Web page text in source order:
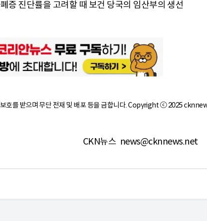
증 진단률을 고려할 때 보건 당국의 임산부의 생선
호를 받으며 무단 전재 및 배포 등을 금합니다. Copyright ⓒ 2025
CKN뉴스 news@cknnews.net